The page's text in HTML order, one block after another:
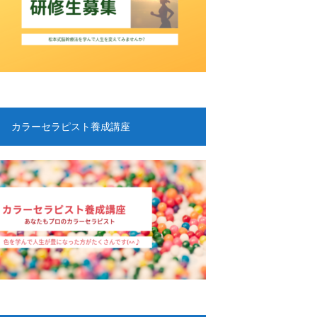
カラーセラピスト養成講座